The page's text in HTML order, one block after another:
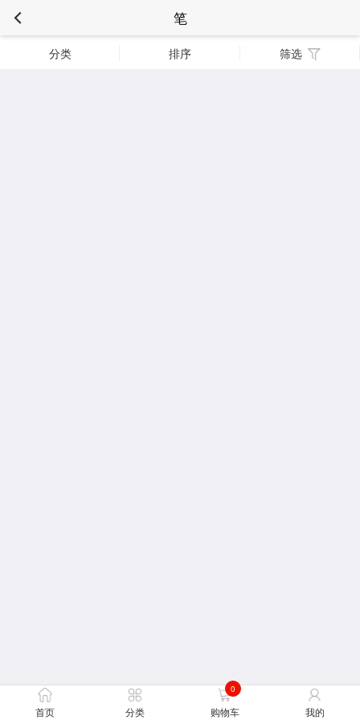
笔
分类 排序 筛选
首页 分类
0
购物车 我的